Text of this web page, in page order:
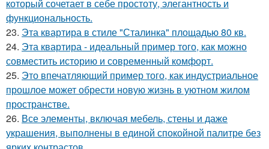
который сочетает в себе простоту, элегантность и
функциональность.
23. Эта квартира в стиле "Сталинка" площадью 80 кв.
24. Эта квартира - идеальный пример того, как можно
совместить историю и современный комфорт.
25. Это впечатляющий пример того, как индустриальное
прошлое может обрести новую жизнь в уютном жилом
пространстве.
26. Все элементы, включая мебель, стены и даже
украшения, выполнены в единой спокойной палитре без